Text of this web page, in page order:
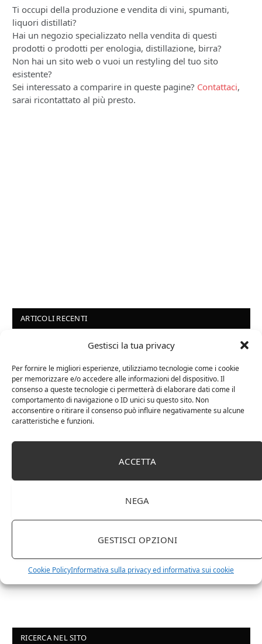
Gestisci la tua privacy
Per fornire le migliori esperienze, utilizziamo tecnologie come i cookie
per memorizzare e/o accedere alle informazioni del dispositivo. Il
consenso a queste tecnologie ci permetterà di elaborare dati come il
comportamento di navigazione o ID unici su questo sito. Non
acconsentire o ritirare il consenso può influire negativamente su alcune
caratteristiche e funzioni.
ACCETTA
NEGA
GESTISCI OPZIONI
Cookie PolicyInformativa sulla privacy ed informativa sui cookie
Ti occupi della produzione e vendita di vini, spumanti,
liquori distillati?
Hai un negozio specializzato nella vendita di questi
prodotti o prodotti per enologia, distillazione, birra?
Non hai un sito web o vuoi un restyling del tuo sito
esistente?
Sei interessato a comparire in queste pagine? Contattaci,
sarai ricontattato al più presto.
ARTICOLI RECENTI
Distillati di frutta africani
27 AGOSTO 2024
La Champagnerie: vini, bollicine, champagne,
Differenza tra whisky scozzese e whiskey
irlandesi
RICERCA NEL SITO